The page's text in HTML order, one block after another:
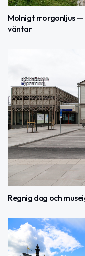
Molnigt morgonljus —
väntar
Regnig dag och